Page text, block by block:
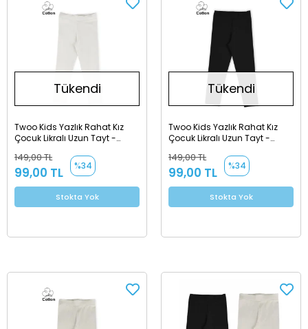
Tükendi
Twoo Kids Yazlık Rahat Kız
Çocuk Likralı Uzun Tayt -
149,00 TL
99,00 TL %34
Stokta Yok
Tükendi
Twoo Kids Yazlık Rahat Kız
Çocuk Likralı Uzun Tayt -
149,00 TL
99,00 TL %34
Stokta Yok